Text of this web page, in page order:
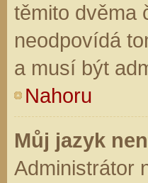
těmito dvěma
neodpovídá
a musí být
Nahoru
Můj jazyk
Administrátor